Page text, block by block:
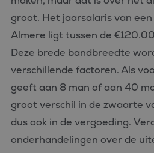
groot. Het jaarsalaris van
Almere ligt tussen de
Deze brede bandbreedte
verschillende factoren. Als
geeft aan 8 man of aan 40
groot verschil in de zwaarte
dus ook in de vergoeding.
onderhandelingen over de